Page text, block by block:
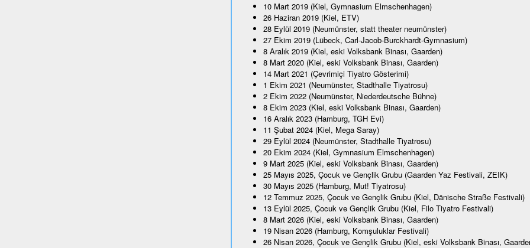
10 Mart 2019 (Kiel, Gymnasium Elmschenhagen)
26 Haziran 2019 (Kiel, ETV)
28 Eylül 2019 (Neumünster, statt theater neumünster)
27 Ekim 2019 (Lübeck, Carl-Jacob-Burckhardt-Gymnasium)
8 Aralık 2019 (Kiel, eski Volksbank Binası, Gaarden)
8 Mart 2020 (Kiel, eski Volksbank Binası, Gaarden)
14 Mart 2021 (Çevrimiçi Tiyatro Gösterimi)
1 Ekim 2021 (Neumünster, Stadthalle Tiyatrosu)
2 Ekim 2022 (Neumünster, Niederdeutsche Bühne)
8 Ekim 2023 (Kiel, eski Volksbank Binası, Gaarden)
16 Aralık 2023 (Hamburg, TGH Evi)
11 Şubat 2024 (Kiel, Mega Saray)
29 Eylül 2024 (Neumünster, Stadthalle Tiyatrosu)
20 Ekim 2024 (Kiel, Gymnasium Elmschenhagen)
9 Mart 2025 (Kiel, eski Volksbank Binası, Gaarden)
25 Mayıs 2025, Çocuk ve Gençlik Grubu (Gaarden Yaz Festivali, ZEIK)
30 Mayıs 2025 (Hamburg, Mut! Tiyatrosu)
12 Temmuz 2025, Çocuk ve Gençlik Grubu (Kiel, Dänische Straße Festivali)
13 Eylül 2025, Çocuk ve Gençlik Grubu (Kiel, Filo Tiyatro Festivali)
8 Mart 2026 (Kiel, eski Volksbank Binası, Gaarden)
19 Nisan 2026 (Hamburg, Komşuluklar Festivali)
26 Nisan 2026, Çocuk ve Gençlik Grubu (Kiel, eski Volksbank Binası,